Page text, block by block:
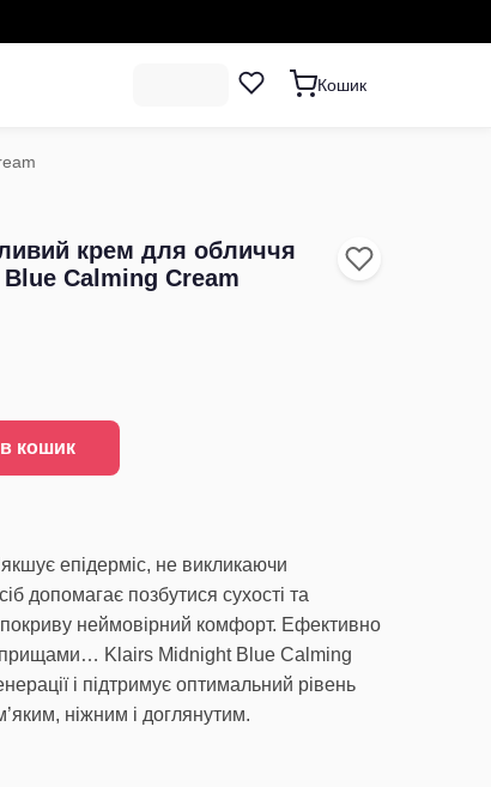
Кошик
крем для обличчя
Calming Cream
кошик
епідерміс, не викликаючи
допомагає позбутися сухості та
покриву неймовірний комфорт. Ефективно
прищами… Klairs Midnight Blue Calming
і підтримує оптимальний рівень
ніжним і доглянутим.